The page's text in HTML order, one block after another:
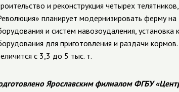
и реконструкция четырех
планирует модернизировать ферму
и систем навозоудаления, установка
для приготовления и раздачи
с 3,3 до 5 тыс. т.
Ярославским филиалом ФГБУ